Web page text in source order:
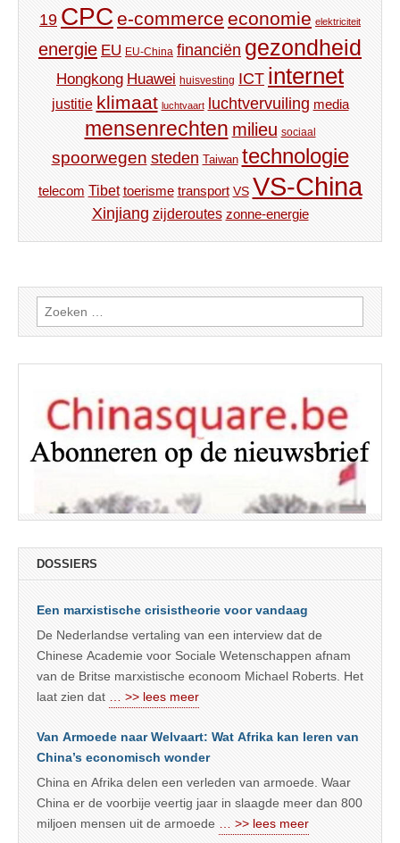
19 CPC e-commerce economie elektriciteit
energie EU EU-China financiën gezondheid
Hongkong Huawei huisvesting ICT internet
justitie klimaat luchtvaart luchtvervuiling media
mensenrechten milieu sociaal
spoorwegen steden Taiwan technologie
telecom Tibet toerisme transport VS VS-China
Xinjiang zijderoutes zonne-energie
Zoeken
naar:
DOSSIERS
Een marxistische crisistheorie voor vandaag
De Nederlandse vertaling van een interview dat de
Chinese Academie voor Sociale Wetenschappen afnam
van de Britse marxistische econoom Michael Roberts. Het
laat zien dat … >> lees meer
Van Armoede naar Welvaart: Wat Afrika kan leren van
China’s economisch wonder
China en Afrika delen een verleden van armoede. Waar
China er de voorbije veertig jaar in slaagde meer dan 800
miljoen mensen uit de armoede … >> lees meer